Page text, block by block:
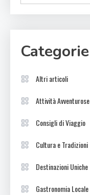
Categorie
Altri articoli
Attività Avventurose
Consigli di Viaggio
Cultura e Tradizioni
Destinazioni Uniche
Gastronomia Locale